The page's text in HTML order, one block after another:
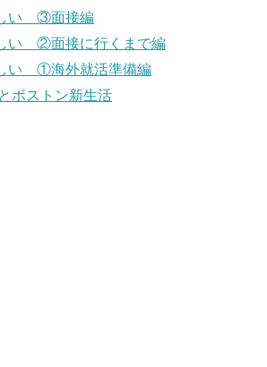
い ③面接編
い ②面接に行くまで編
い ①海外就活準備編
ボストン新生活